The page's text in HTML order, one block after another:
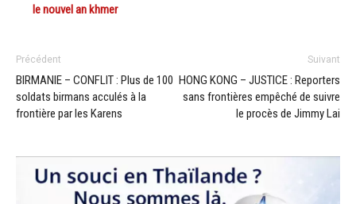
le nouvel an khmer
Précédent
BIRMANIE – CONFLIT : Plus de 100
soldats birmans acculés à la
frontière par les Karens
Suivant
HONG KONG – JUSTICE : Reporters
sans frontières empêché de suivre
le procès de Jimmy Lai